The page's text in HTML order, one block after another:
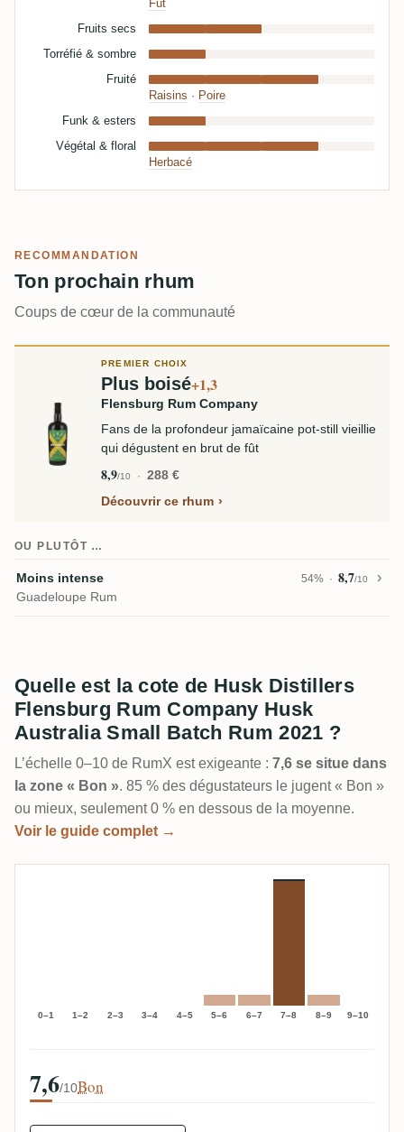
Fût
Fruits secs
Torréfié & sombre
Fruité
Raisins · Poire
Funk & esters
Végétal & floral
Herbacé
RECOMMANDATION
Ton prochain rhum
Coups de cœur de la communauté
PREMIER CHOIX
Plus boisé+1,3
Flensburg Rum Company
Fans de la profondeur jamaïcaine pot-still vieillie
qui dégustent en brut de fût
8,9/10
288 €
Découvrir ce rhum
OU PLUTÔT …
Moins intense 54% 8,7/10
Guadeloupe Rum
Quelle est la cote de Husk Distillers
Flensburg Rum Company Husk
Australia Small Batch Rum 2021 ?
L’échelle 0–10 de RumX est exigeante : 7,6 se situe dans
la zone « Bon ». 85 % des dégustateurs le jugent « Bon »
ou mieux, seulement 0 % en dessous de la moyenne.
Voir le guide complet →
0–1 1–2 2–3 3–4 4–5 5–6 6–7 7–8 8–9 9–10
7,6/10Bon